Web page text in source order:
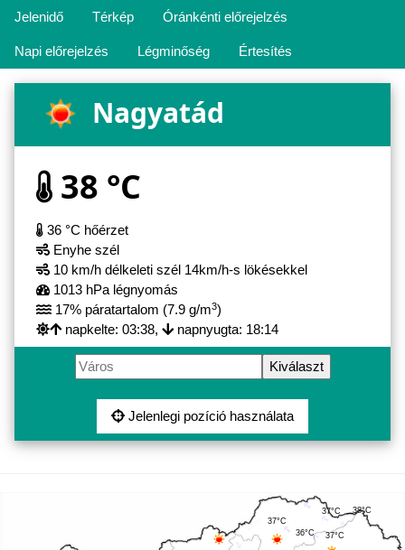
Jelenidő Térkép Óránkénti előrejelzés
Napi előrejelzés Légminőség Értesítés
Nagyatád
38 °C
36 °C hőérzet
Enyhe szél
10 km/h délkeleti szél 14km/h-s lökésekkel
1013 hPa légnyomás
17% páratartalom (7.9 g/m3)
napkelte: 03:38,
napnyugta: 18:14
Jelenlegi pozíció használata
37°C
37°C
36°C 37°C
38°C